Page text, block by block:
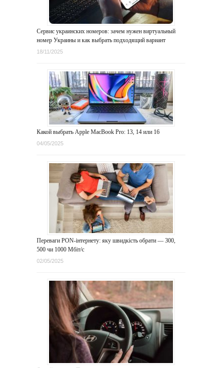
Сервис украинских номеров: зачем нужен виртуальный
номер Украины и как выбрать подходящий вариант
18/11/2025
Какой выбрать Apple MacBook Pro: 13, 14 или 16
04/05/2025
Переваги PON-інтернету: яку швидкість обрати — 300,
500 чи 1000 Мбіт/с
02/05/2025